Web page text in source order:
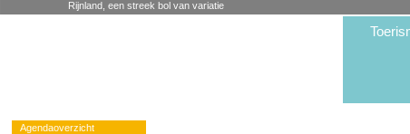
Rijnland, een streek bol van variatie
Agendaoverzicht